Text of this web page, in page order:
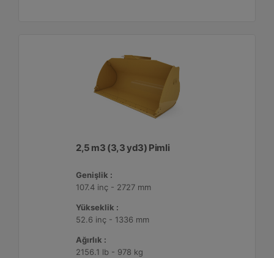
2,5 m3 (3,3 yd3) Pimli
Genişlik :
107.4 inç - 2727 mm
Yükseklik :
52.6 inç - 1336 mm
Ağırlık :
2156.1 lb - 978 kg